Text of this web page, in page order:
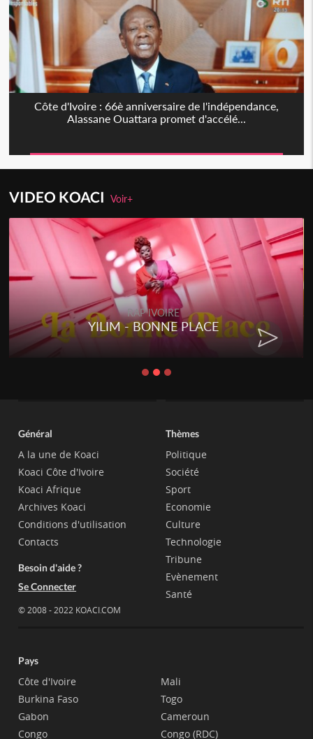
Côte d'Ivoire : 66è anniversaire de l'indépendance,
Alassane Ouattara promet d'accélé...
VIDEO KOACIVoir+
RAP IVOIRE
RENARD BARAKISSA - DOS
CHAT
Général
A la une de Koaci
Koaci Côte d'Ivoire
Koaci Afrique
Archives Koaci
Conditions d'utilisation
Contacts
Besoin d'aide ?
Se Connecter
© 2008 - 2022 KOACI.COM
Thèmes
Politique
Société
Sport
Economie
Culture
Technologie
Tribune
Evènement
Santé
Pays
Côte d'Ivoire
Burkina Faso
Gabon
Congo
Mali
Togo
Cameroun
Congo (RDC)